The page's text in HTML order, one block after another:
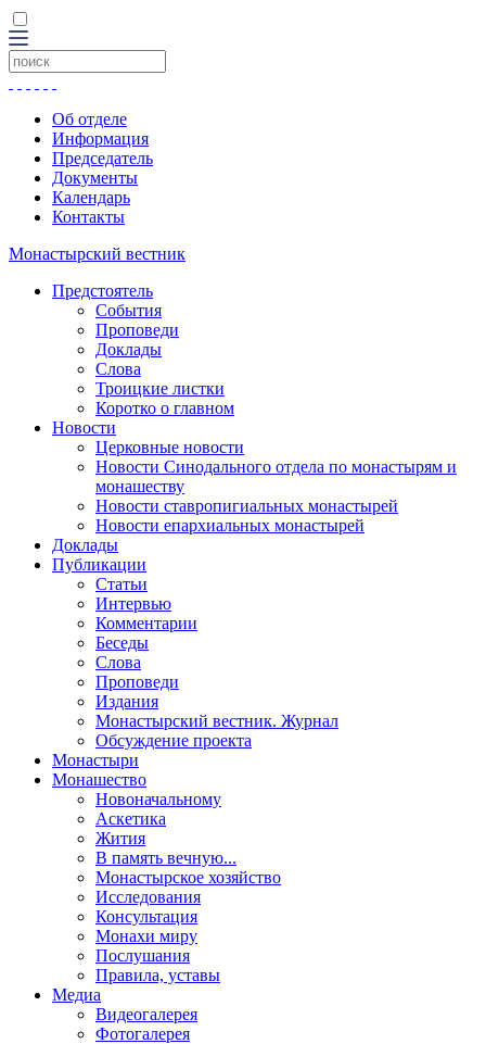
Об отделе
Информация
Председатель
Документы
Календарь
Контакты
Монастырский вестник
Предстоятель
События
Проповеди
Доклады
Слова
Троицкие листки
Коротко о главном
Новости
Церковные новости
Новости Синодального отдела по монастырям и
монашеству
Новости ставропигиальных монастырей
Новости епархиальных монастырей
Доклады
Публикации
Статьи
Интервью
Комментарии
Беседы
Слова
Проповеди
Издания
Монастырский вестник. Журнал
Обсуждение проекта
Монастыри
Монашество
Новоначальному
Аскетика
Жития
В память вечную...
Монастырское хозяйство
Исследования
Консультация
Монахи миру
Послушания
Правила, уставы
Медиа
Видеогалерея
Фотогалерея